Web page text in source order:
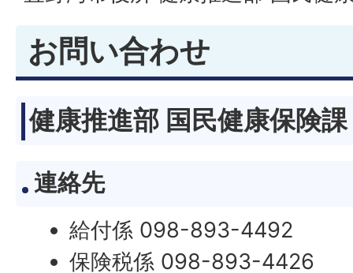
お問い合わせ
健康推進部 国民健康保険課
連絡先
給付係 098-893-4492
保険税係 098-893-4426